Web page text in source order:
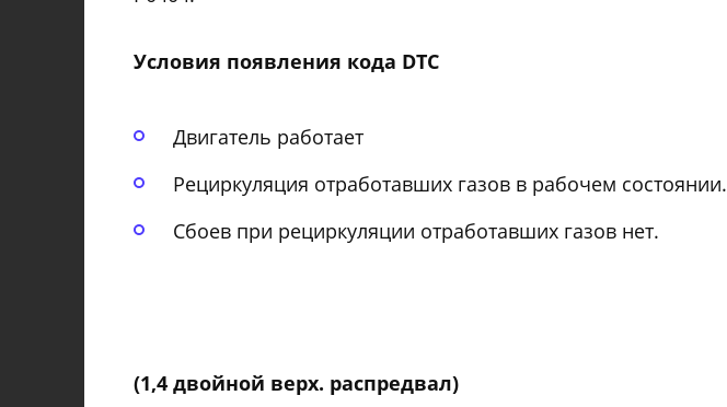
Условия появления кода DTC
Двигатель работает
Рециркуляция отработавших газов в рабочем состоянии.
Сбоев при рециркуляции отработавших газов нет.
(1,4 двойной верх. распредвал)